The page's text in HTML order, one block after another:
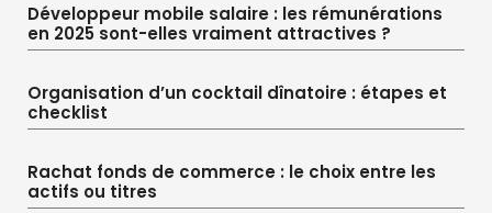
Développeur mobile salaire : les rémunérations
en 2025 sont-elles vraiment attractives ?
Organisation d’un cocktail dînatoire : étapes et
checklist
Rachat fonds de commerce : le choix entre les
actifs ou titres